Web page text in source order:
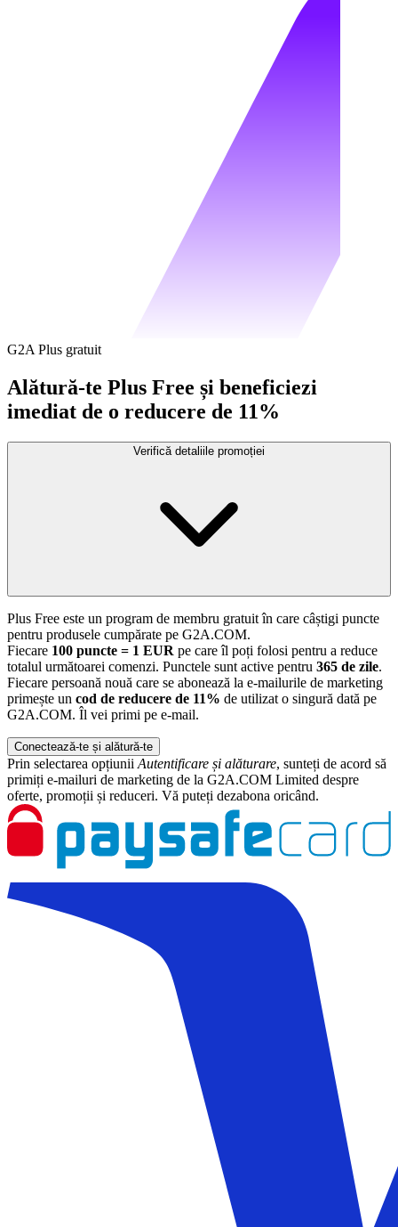
G2A Plus gratuit
Alătură-te Plus Free și beneficiezi
imediat de o reducere de 11%
Verifică detaliile promoției
Plus Free este un program de membru gratuit în care câștigi puncte
pentru produsele cumpărate pe G2A.COM.
Fiecare 100 puncte = 1 EUR pe care îl poți folosi pentru a reduce
totalul următoarei comenzi. Punctele sunt active pentru 365 de zile.
Fiecare persoană nouă care se abonează la e-mailurile de marketing
primește un cod de reducere de 11% de utilizat o singură dată pe
G2A.COM. Îl vei primi pe e-mail.
Conectează-te și alătură-te
Prin selectarea opțiunii Autentificare și alăturare, sunteți de acord să
primiți e-mailuri de marketing de la G2A.COM Limited despre
oferte, promoții și reduceri. Vă puteți dezabona oricând.